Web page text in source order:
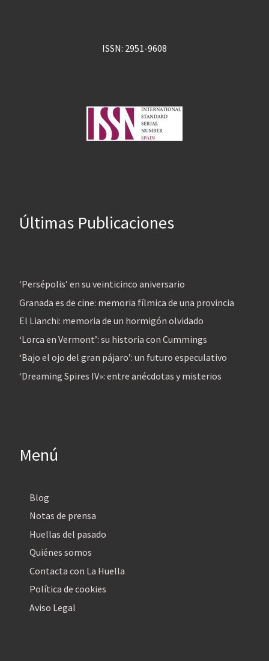
ISSN: 2951-9608
Últimas Publicaciones
‘Persépolis’ en su veinticinco aniversario
Granada es de cine: memoria fílmica de una provincia
El Lianchi: memoria de un hormigón olvidado
‘Lorca en Vermont’: su historia con Cummings
‘Bajo el ojo del gran pájaro’: un futuro especulativo
‘Dreaming Spires IV»: entre anécdotas y misterios
Menú
Blog
Notas de prensa
Huellas del pasado
Quiénes somos
Contacta con La Huella
Política de cookies
Aviso Legal